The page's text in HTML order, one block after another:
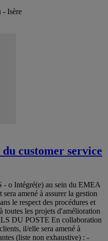
- Isère
customer service
o Intégré(e) au sein du EMEA
amené à assurer la gestion
le respect des procédures et
toutes les projets d'amélioration
DU POSTE En collaboration
il/elle sera amené à
(liste non exhaustive) : -